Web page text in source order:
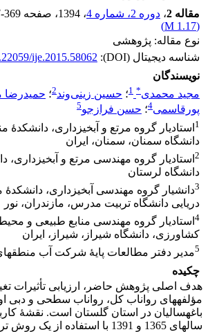
مقاله 2
، دوره 2، شماره 4 ، 1394 ، صفحه 369
(
1.17 M
)
نوع مقاله: پژوهشی
شناسه دیجیتال (DOI):
ije.2015.58062
نویسندگان
مجید محمدی*
1؛ حسین زینی‌وند2؛ حمیدرضا
پورقاسمی4؛ حسن فرازجو5
1 استادیار گروه مرتع و آبخیزداری، دانشکدۀ
دانشگاه سمنان، سمنان، ایران
2 استادیار گروه مهندسی مرتع و آبخیزداری،
دانشگاه لرستان
3دانشیار گروه مهندسی آبخیزداری، دانشکدۀ
دریایی دانشگاه تربیت مدرس، مازندران، نور
4 استادیار گروه مهندسی منابع طبیعی و
کشاورزی، دانشگاه شیراز، شیراز، ایران
5مدیر دفتر مطالعات پایۀ شرکت آب
چکیده
هدف اصلی پژوهش حاضر، ارزیابی تأثیرات
مؤلفه‏های رواناب کل، رواناب سطحی و دبی
باغه‏سالیان در استان گلستان است. ‌نقشۀ
سال‏های 1365 و 1391 با استفاده از